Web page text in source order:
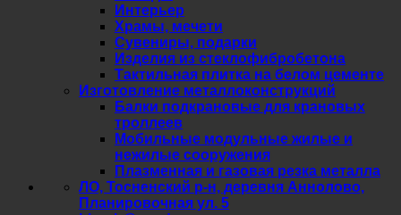
Интерьер
Храмы, мечети
Сувениры, подарки
Изделия из стеклофибробетона
Тактильная плитка на белом цементе
Изготовление металлоконструкций
Балки подкрановые для крановых
троллеев
Мобильные модульные жилые и
нежилые сооружения
Плазменная и газовая резка металла
ЛО, Тосненский р-н, деревня Аннолово,
Планировочная ул. 5